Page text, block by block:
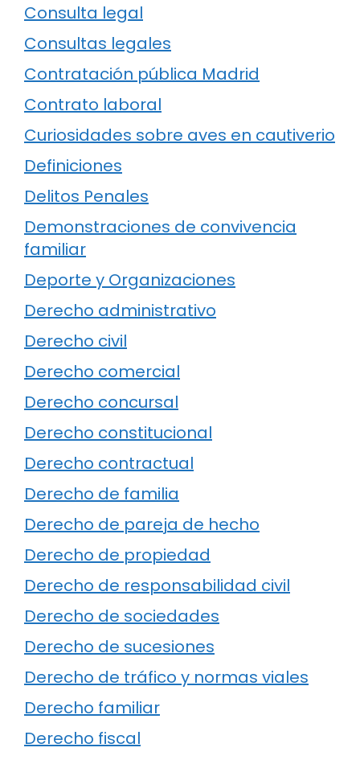
Consulta legal
Consultas legales
Contratación pública Madrid
Contrato laboral
Curiosidades sobre aves en cautiverio
Definiciones
Delitos Penales
Demonstraciones de convivencia
familiar
Deporte y Organizaciones
Derecho administrativo
Derecho civil
Derecho comercial
Derecho concursal
Derecho constitucional
Derecho contractual
Derecho de familia
Derecho de pareja de hecho
Derecho de propiedad
Derecho de responsabilidad civil
Derecho de sociedades
Derecho de sucesiones
Derecho de tráfico y normas viales
Derecho familiar
Derecho fiscal